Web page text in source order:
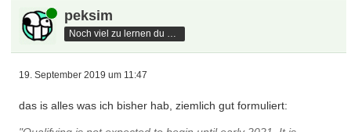
Online peksim
Noch viel zu lernen du hast
19. September 2019 um 11:47
das is alles was ich bisher hab, ziemlich gut formuliert: